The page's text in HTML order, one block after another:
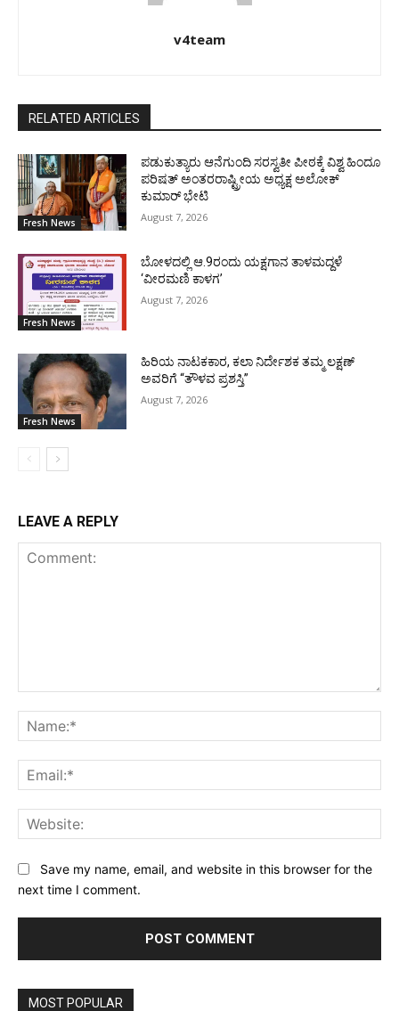
v4team
RELATED ARTICLES
Fresh News
ಪಡುಕುತ್ಯಾರು ಆನೆಗುಂದಿ ಸರಸ್ವತೀ ಪೀಠಕ್ಕೆ ವಿಶ್ವ ಹಿಂದೂ
ಪರಿಷತ್ ಅಂತರರಾಷ್ಟ್ರೀಯ ಅಧ್ಯಕ್ಷ ಅಲೋಕ್
ಕುಮಾರ್ ಭೇಟಿ
August 7, 2026
Fresh News
ಬೋಳದಲ್ಲಿ ಆ.9ರಂದು ಯಕ್ಷಗಾನ ತಾಳಮದ್ದಳೆ
‘ವೀರಮಣಿ ಕಾಳಗ’
August 7, 2026
Fresh News
ಹಿರಿಯ ನಾಟಕಕಾರ, ಕಲಾ ನಿರ್ದೇಶಕ ತಮ್ಮ ಲಕ್ಷಣ್
ಅವರಿಗೆ “ತೌಳವ ಪ್ರಶಸ್ತಿ”
August 7, 2026
LEAVE A REPLY
Save my name, email, and website in this browser for the
next time I comment.
MOST POPULAR